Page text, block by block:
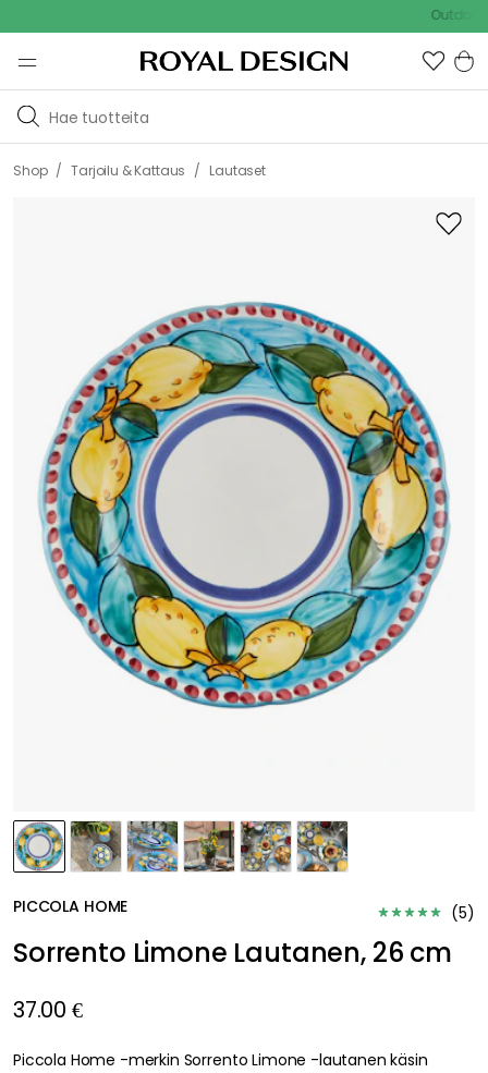
Outdoor Sale
Shop / Tarjoilu & Kattaus / Lautaset
PICCOLA HOME (5)
Sorrento Limone Lautanen, 26 cm
37.00 €
Piccola Home -merkin Sorrento Limone -lautanen käsin